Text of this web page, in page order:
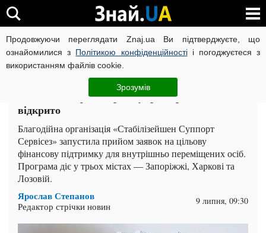
Продовжуючи переглядати Znaj.ua Ви підтверджуєте, що
ознайомилися з Політикою конфіденційностіі погоджуєтеся з
використанням файлів cookie.
Зрозумів
ВІЙНА РОСІЇ ПРОТИ УКРАЇНИ КОРОНАВІРУС В УКРАЇНІ
ЧИТАТЬ НА РУССКОМ
ВПО дають фінпідтримку: реєстрацію вже
відкрито
Благодійна організація «Стабілізейшен Суппорт
Сервісез» запустила прийом заявок на цільову
фінансову підтримку для внутрішньо переміщених осіб.
Програма діє у трьох містах — Запоріжжі, Харкові та
Лозовій.
Ярослав Степанов
Редактор стрічки новин 9 липня, 09:30